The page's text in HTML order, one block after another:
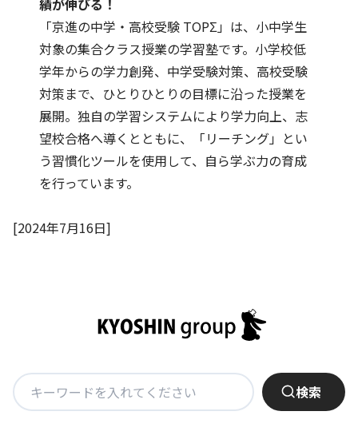
「京進の中学・高校受験 TOPΣ」は、小中学生
対象の集合クラス授業の学習塾です。小学校低
学年からの学力創発、中学受験対策、高校受験
対策まで、ひとりひとりの目標に沿った授業を
展開。独自の学習システムにより学力向上、志
望校合格へ導くとともに、「リーチング」とい
う習慣化ツールを使用して、自ら学ぶ力の育成
を行っています。
[2024年7月16日]
検
索:
検索